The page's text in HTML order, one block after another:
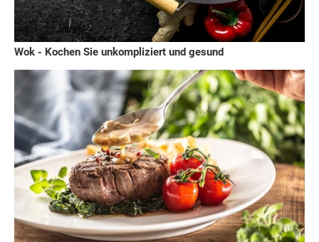
Wok - Kochen Sie unkompliziert und gesund